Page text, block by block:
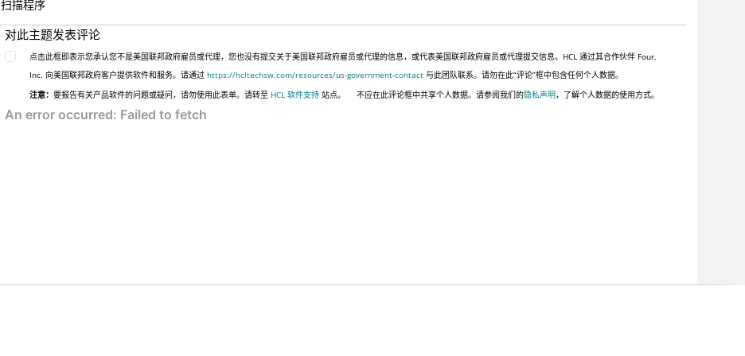
扫描程序
对此主题发表评论
点击此框即表示您承认您不是美国联邦政府雇员或代理，您也没有提交关于美国联邦政府雇员或代理的信息，或代表美国联邦政府雇员或代理提交信息。HCL 通过其合作伙伴 Four,
Inc. 向美国联邦政府客户提供软件和服务。请通过https://hcltechsw.com/resources/us-government-contact 与此团队联系。请勿在此“评论”框中包含任何个人数据。
注意：要报告有关产品软件的问题或疑问，请勿使用此表单。请转至 HCL 软件支持 站点。 不应在此评论框中共享个人数据。请参阅我们的隐私声明，了解个人数据的使用方式。